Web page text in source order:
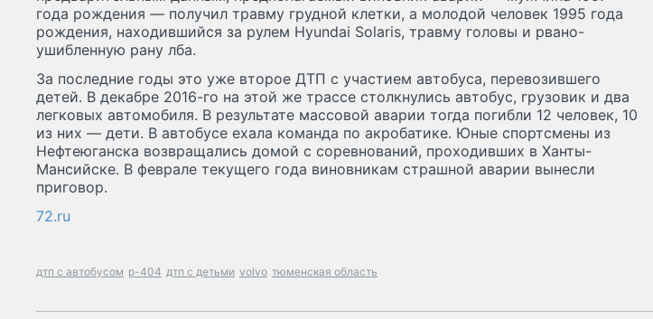
года рождения — получил травму грудной клетки, а молодой человек 1995 года
рождения, находившийся за рулем Hyundai Solaris, травму головы и рвано-
ушибленную рану лба.
За последние годы это уже второе ДТП с участием автобуса, перевозившего
детей. В декабре 2016-го на этой же трассе столкнулись автобус, грузовик и два
легковых автомобиля. В результате массовой аварии тогда погибли 12 человек, 10
из них — дети. В автобусе ехала команда по акробатике. Юные спортсмены из
Нефтеюганска возвращались домой с соревнований, проходивших в Ханты-
Мансийске. В феврале текущего года виновникам страшной аварии вынесли
приговор.
72.ru
дтп с автобусом р-404 дтп с детьми volvo тюменская область